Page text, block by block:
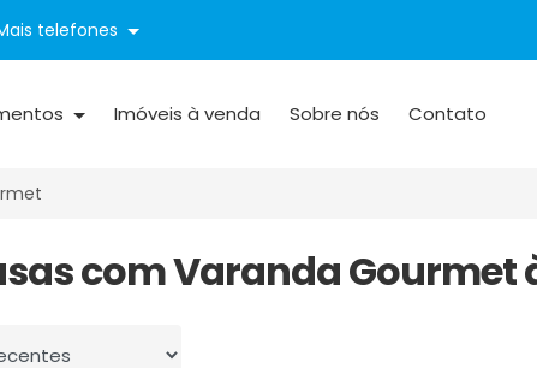
telefones
Imóveis à venda Sobre nós Contato
com Varanda Gourmet
por